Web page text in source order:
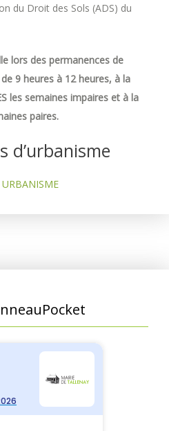
du Droit des Sols (ADS) du
lors des permanences de
9 heures à 12 heures, à la
les semaines impaires et à la
paires.
d’urbanisme
URBANISME